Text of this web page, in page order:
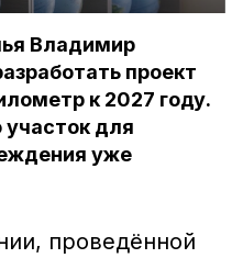
Владимир
проект
к 2027 году.
для
уже
проведённой